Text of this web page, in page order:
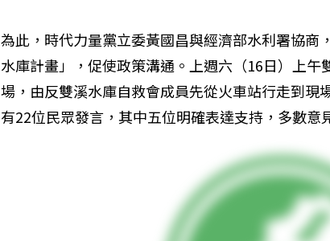
為此，時代力量黨立委黃國昌與經濟部水利署協商
水庫計畫」，促使政策溝通。上週六（16日）上
場，由反雙溪水庫自救會成員先從火車站行走到現
有22位民眾發言，其中五位明確表達支持，多數意